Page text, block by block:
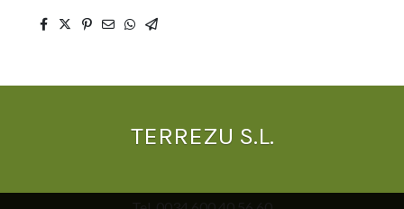
TERREZU S.L.